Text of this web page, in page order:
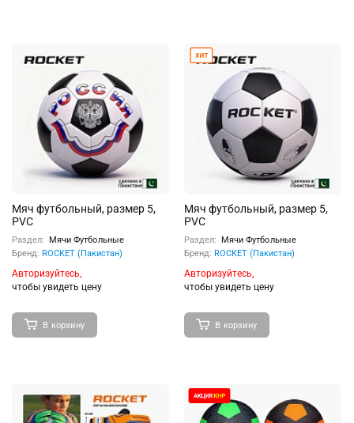
Мяч футбольный, размер 5,
PVC
Раздел:
Мячи Футбольные
Бренд: ROCKET (Пакистан)
Авторизуйтесь,
чтобы увидеть цену
В корзину
Мяч футбольный, размер 5,
PVC
Раздел:
Мячи Футбольные
Бренд: ROCKET (Пакистан)
Авторизуйтесь,
чтобы увидеть цену
В корзину